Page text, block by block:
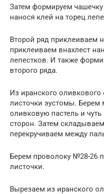
Затем формируем
нанося клей на торец
Второй ряд приклеиваем
приклеиваем внахлест
лепестков. И также
второго ряда.
Из иранского
листочки эустомы. Берем
оливковую пастель и
сторон. Затем
перекручиваем между
Берем проволоку №28-26
листочки.
Вырезаем из иранского